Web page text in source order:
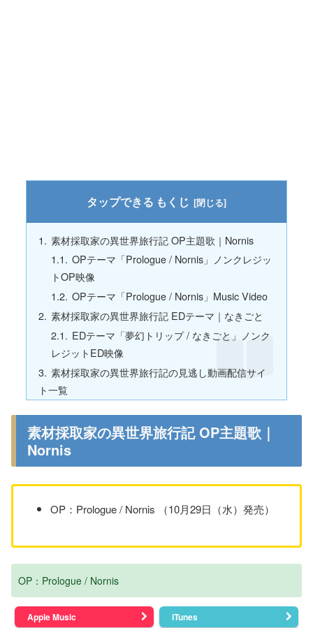
もくじ
素材採取家の異世界旅行記 OP主題歌｜Nornis
OPテーマ「Prologue / Nornis」ノンクレジッ
トOP映像
OPテーマ「Prologue / Nornis」Music Video
素材採取家の異世界旅行記 EDテーマ｜なきごと
EDテーマ「夢幻トリップ / なきごと」ノンク
レジットED映像
素材採取家の異世界旅行記の見逃し動画配信サイ
ト一覧
素材採取家の異世界旅行記 OP主題歌｜
Nornis
OP：Prologue / Nornis （10月29日（水）発売）
OP：Prologue / Nornis
Apple Music iTunes